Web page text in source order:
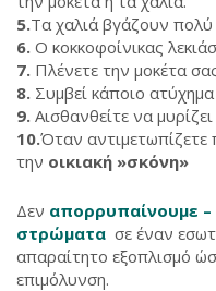
5.Τα χαλιά βγάζουν πολύ
6. Ο κοκκοφοίνικας
7. Πλένετε την μοκέτα
8. Συμβεί κάποιο
9. Αισθανθείτε να
10.Όταν αντιμετωπίζετε
την οικιακή »σκόνη»
Δεν απορρυπαίνουμε –
στρώματα σε έναν
απαραίτητο εξοπλισμό
επιμόλυνση.